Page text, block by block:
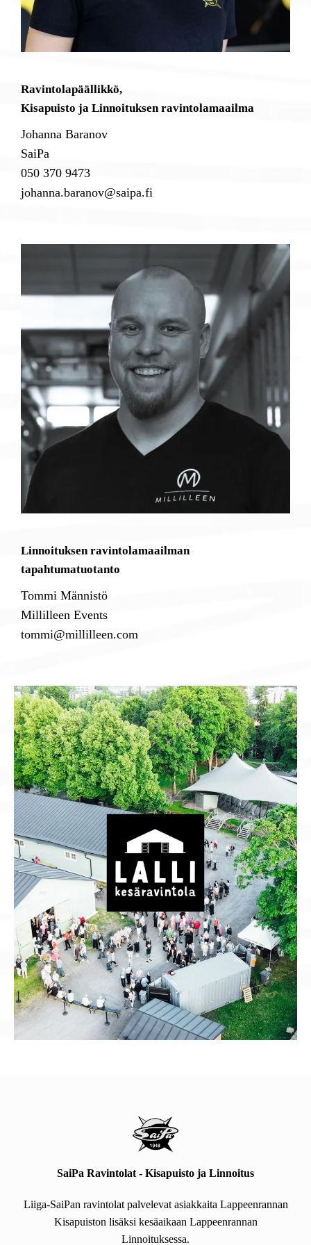
Ravintolapäällikkö,
Kisapuisto ja Linnoituksen ravintolamaailma
Johanna Baranov
SaiPa
050 370 9473
johanna.baranov@saipa.fi
Linnoituksen ravintolamaailman
tapahtumatuotanto
Tommi Männistö
Millilleen Events
tommi@millilleen.com
SaiPa Ravintolat - Kisapuisto ja Linnoitus
Liiga-SaiPan ravintolat palvelevat asiakkaita Lappeenrannan
Kisapuiston lisäksi kesäaikaan Lappeenrannan
Linnoituksessa.